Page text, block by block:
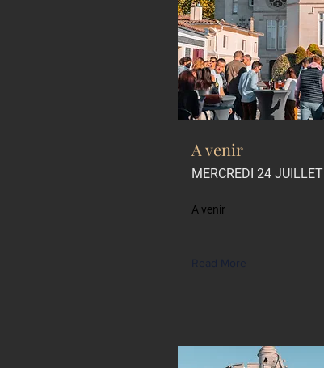
A venir
MERCREDI 24 JUILLET
A venir
Read More